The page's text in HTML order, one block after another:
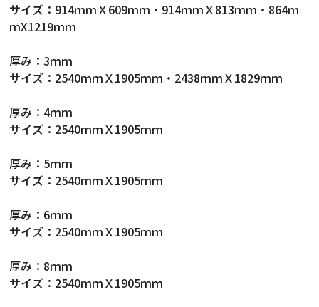
サイズ：914ｍｍＸ609ｍｍ・914ｍｍＸ813ｍｍ・864ｍ
ｍX1219ｍｍ
厚み：3ｍｍ
サイズ：2540ｍｍＸ1905ｍｍ・2438ｍｍＸ1829ｍｍ
厚み：4ｍｍ
サイズ：2540ｍｍＸ1905ｍｍ
厚み：5ｍｍ
サイズ：2540ｍｍＸ1905ｍｍ
厚み：6ｍｍ
サイズ：2540ｍｍＸ1905ｍｍ
厚み：8ｍｍ
サイズ：2540ｍｍＸ1905ｍｍ